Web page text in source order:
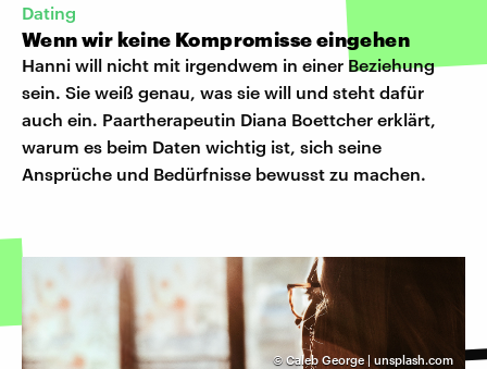
Dating
Wenn wir keine Kompromisse eingehen
Hanni will nicht mit irgendwem in einer Beziehung
sein. Sie weiß genau, was sie will und steht dafür
auch ein. Paartherapeutin Diana Boettcher erklärt,
warum es beim Daten wichtig ist, sich seine
Ansprüche und Bedürfnisse bewusst zu machen.
© Caleb George | unsplash.com